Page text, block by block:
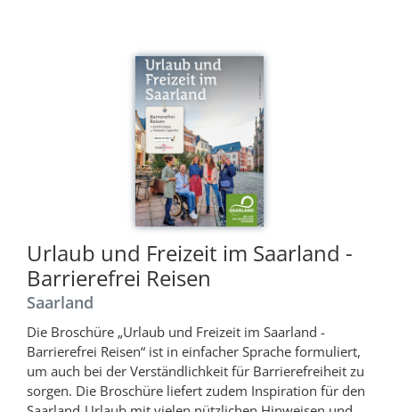
Urlaub und Freizeit im Saarland -
Barrierefrei Reisen
Saarland
Die Broschüre „Urlaub und Freizeit im Saarland -
Barrierefrei Reisen“ ist in einfacher Sprache formuliert,
um auch bei der Verständlichkeit für Barrierefreiheit zu
sorgen. Die Broschüre liefert zudem Inspiration für den